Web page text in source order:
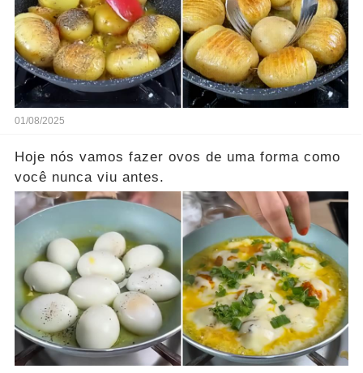
01/08/2025
Hoje nós vamos fazer ovos de uma forma como
você nunca viu antes.